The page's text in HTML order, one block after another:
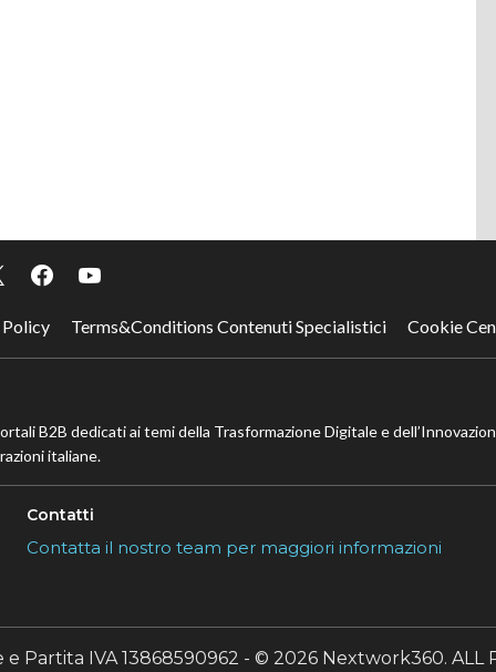
Terms&Conditions Contenuti Specialistici Cookie
B2B dedicati ai temi della Trasformazione Digitale e
italiane.
Contatti
Contatta il nostro team per maggiori informazioni
Partita IVA 13868590962 - © 2026 Nextwork360. ALL